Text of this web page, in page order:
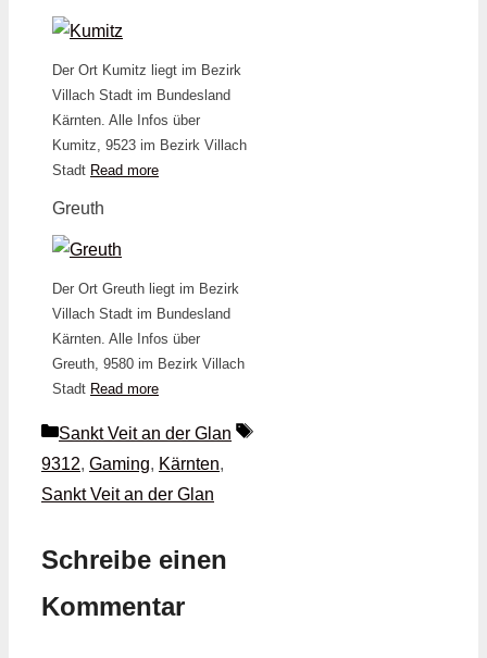
Der Ort Kumitz liegt im Bezirk
Villach Stadt im Bundesland
Kärnten. Alle Infos über
Kumitz, 9523 im Bezirk Villach
Stadt Read more
Greuth
Der Ort Greuth liegt im Bezirk
Villach Stadt im Bundesland
Kärnten. Alle Infos über
Greuth, 9580 im Bezirk Villach
Stadt Read more
Kategorien
Sankt Veit an der Glan
Schlagwörter
9312, Gaming, Kärnten,
Sankt Veit an der Glan
Schreibe einen
Kommentar